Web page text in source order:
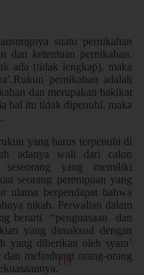
suatu pernikahan
dan ketentuan pernikahan.
ada (tidak lengkap), maka
pernikahan adalah
dan merupakan hakikat
hal itu tidak dipenuhi, maka
yang harus terpenuhi di
adanya wali dari calon
yang memiliki
seorang perempuan yang
ulama berpendapat bahwa
nikah. Perwalian dalam
berarti “penguasaan dan
yang dimaksud dengan
yang diberikan oleh syara’
dan melindungi orang-orang
[1]